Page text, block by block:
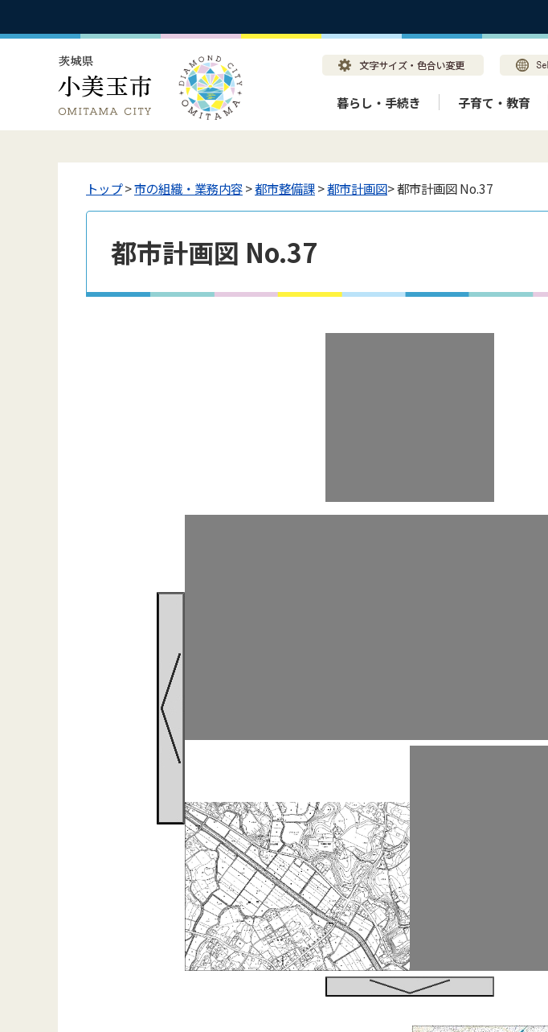
暮らし・手続き 子育て・教育
トップ>市の組織・業務内容>都市整備課>都市計画図> 都市計画図 No.37
都市計画図 No.37